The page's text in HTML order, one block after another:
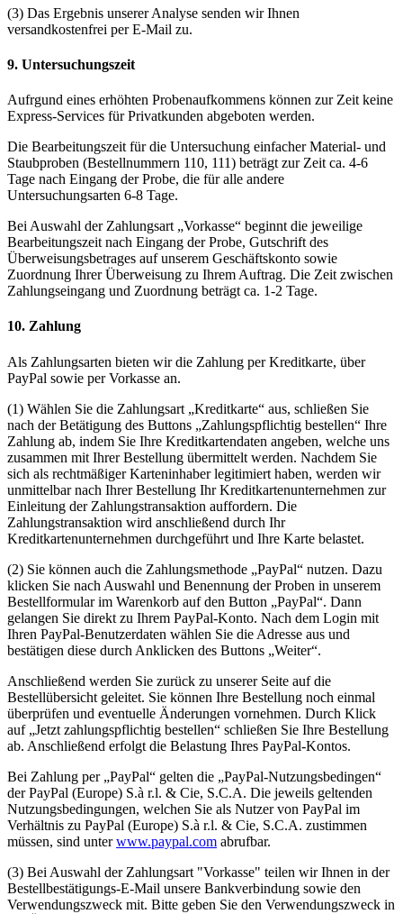
(3) Das Ergebnis unserer Analyse senden wir Ihnen
versandkostenfrei per E-Mail zu.
9. Untersuchungszeit
Aufrgund eines erhöhten Probenaufkommens können zur Zeit keine
Express-Services für Privatkunden abgeboten werden.
Die Bearbeitungszeit für die Untersuchung einfacher Material- und
Staubproben (Bestellnummern 110, 111) beträgt zur Zeit ca. 4-6
Tage nach Eingang der Probe, die für alle andere
Untersuchungsarten 6-8 Tage.
Bei Auswahl der Zahlungsart „Vorkasse“ beginnt die jeweilige
Bearbeitungszeit nach Eingang der Probe, Gutschrift des
Überweisungsbetrages auf unserem Geschäftskonto sowie
Zuordnung Ihrer Überweisung zu Ihrem Auftrag. Die Zeit zwischen
Zahlungseingang und Zuordnung beträgt ca. 1-2 Tage.
10. Zahlung
Als Zahlungsarten bieten wir die Zahlung per Kreditkarte, über
PayPal sowie per Vorkasse an.
(1) Wählen Sie die Zahlungsart „Kreditkarte“ aus, schließen Sie
nach der Betätigung des Buttons „Zahlungspflichtig bestellen“ Ihre
Zahlung ab, indem Sie Ihre Kreditkartendaten angeben, welche uns
zusammen mit Ihrer Bestellung übermittelt werden. Nachdem Sie
sich als rechtmäßiger Karteninhaber legitimiert haben, werden wir
unmittelbar nach Ihrer Bestellung Ihr Kreditkartenunternehmen zur
Einleitung der Zahlungstransaktion auffordern. Die
Zahlungstransaktion wird anschließend durch Ihr
Kreditkartenunternehmen durchgeführt und Ihre Karte belastet.
(2) Sie können auch die Zahlungsmethode „PayPal“ nutzen. Dazu
klicken Sie nach Auswahl und Benennung der Proben in unserem
Bestellformular im Warenkorb auf den Button „PayPal“. Dann
gelangen Sie direkt zu Ihrem PayPal-Konto. Nach dem Login mit
Ihren PayPal-Benutzerdaten wählen Sie die Adresse aus und
bestätigen diese durch Anklicken des Buttons „Weiter“.
Anschließend werden Sie zurück zu unserer Seite auf die
Bestellübersicht geleitet. Sie können Ihre Bestellung noch einmal
überprüfen und eventuelle Änderungen vornehmen. Durch Klick
auf „Jetzt zahlungspflichtig bestellen“ schließen Sie Ihre Bestellung
ab. Anschließend erfolgt die Belastung Ihres PayPal-Kontos.
Bei Zahlung per „PayPal“ gelten die „PayPal-Nutzungsbedingen“
der PayPal (Europe) S.à r.l. & Cie, S.C.A. Die jeweils geltenden
Nutzungsbedingungen, welchen Sie als Nutzer von PayPal im
Verhältnis zu PayPal (Europe) S.à r.l. & Cie, S.C.A. zustimmen
müssen, sind unterwww.paypal.com abrufbar.
(3) Bei Auswahl der Zahlungsart "Vorkasse" teilen wir Ihnen in der
Bestellbestätigungs-E-Mail unsere Bankverbindung sowie den
Verwendungszweck mit. Bitte geben Sie den Verwendungszweck in